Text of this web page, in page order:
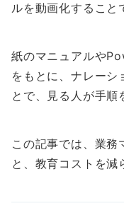
ルを動画化すること
紙のマニュアルや
をもとに、ナレーシ
とで、見る人が手順
この記事では、業務
と、教育コストを減